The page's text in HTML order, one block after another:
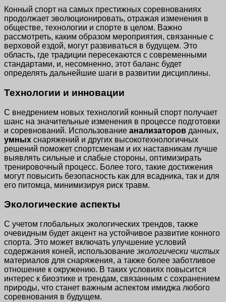
Конный спорт на самых престижных соревнованиях
продолжает эволюционировать, отражая изменения в
обществе, технологии и спорте в целом. Важно
рассмотреть, каким образом мероприятия, связанные с
верховой ездой, могут развиваться в будущем. Это
область, где традиции пересекаются с современными
стандартами, и, несомненно, этот баланс будет
определять дальнейшие шаги в развитии дисциплины.
Технологии и инновации
С внедрением новых технологий конный спорт получает
шанс на значительные изменения в процессе подготовки
и соревнований. Использование анализаторов данных,
умных снаряжений и других высокотехнологичных
решений поможет спортсменам и их наставникам лучше
выявлять сильные и слабые стороны, оптимизирать
тренировочный процесс. Более того, такие достижения
могут повысить безопасность как для всадника, так и для
его питомца, минимизируя риск травм.
Экологические аспекты
С учетом глобальных экологических трендов, также
очевидным будет акцент на устойчивое развитие конного
спорта. Это может включать улучшение условий
содержания коней, использование экологически чистых
материалов для снаряжения, а также более заботливое
отношение к окружению. В таких условиях повысится
интерес к биоэтике и трендам, связанным с сохранением
природы, что станет важным аспектом имиджа любого
соревнования в будущем.